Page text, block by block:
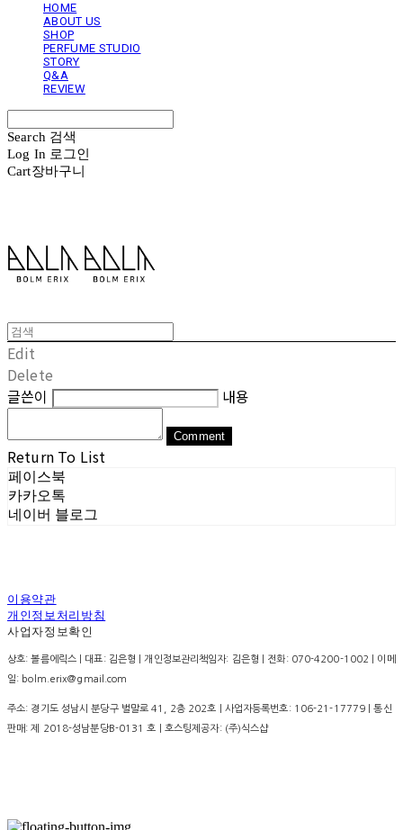
HOME
ABOUT US
SHOP
PERFUME STUDIO
STORY
Q&A
REVIEW
Search 검색
Log In 로그인
Cart장바구니
Edit
Delete
글쓴이
내용
Comment
Return To List
페이스북
카카오톡
네이버 블로그
이용약관
개인정보처리방침
사업자정보확인
상호: 볼름에릭스 | 대표: 김은형 | 개인정보관리책임자: 김은형 | 전화: 070-4200-1002 | 이메
일: bolm.erix@gmail.com
주소: 경기도 성남시 분당구 벌말로 41, 2층 202호 | 사업자등록번호: 106-21-17779 | 통신
판매:제 2018-성남분당B-0131 호 | 호스팅제공자: (주)식스샵